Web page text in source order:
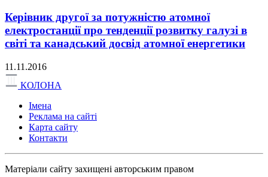
Керівник другої за потужністю атомної
електростанції про тенденції розвитку галузі в
світі та канадський досвід атомної енергетики
11.11.2016
КОЛОНА
Імена
Реклама на сайті
Карта сайту
Контакти
Матеріали сайту захищені авторським правом